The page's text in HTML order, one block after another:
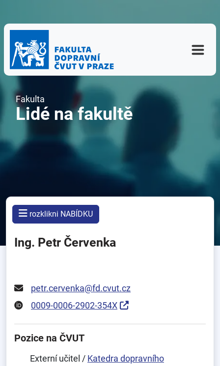
Fakulta
Lidé na fakultě
rozklikni NABÍDKU
Ing. Petr Červenka
petr.cervenka@fd.cvut.cz
0009-0006-2902-354X
Pozice na ČVUT
Externí učitel / Katedra dopravního